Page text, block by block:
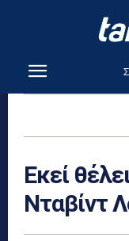
Εκεί
Νταβίντ